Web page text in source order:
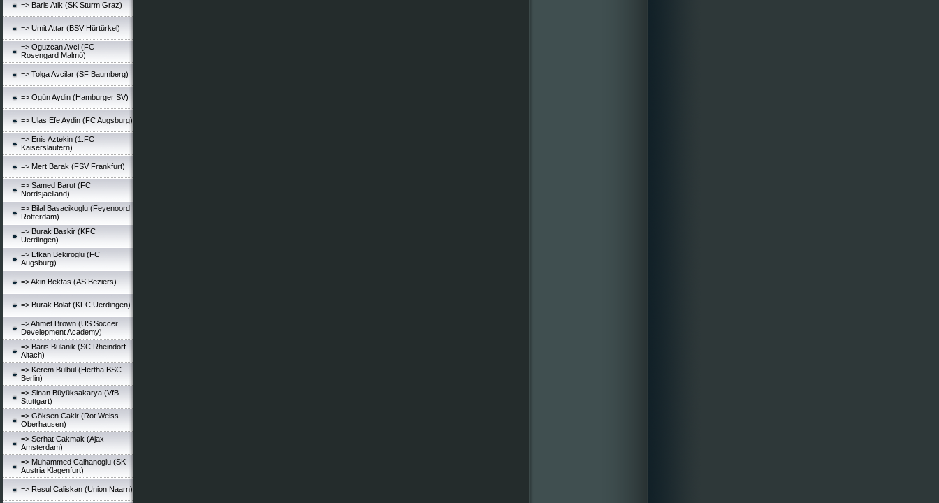
=> Baris Atik (SK Sturm Graz)
=> Ümit Attar (BSV Hürtürkel)
=> Oguzcan Avci (FC
Rosengard Malmö)
=> Tolga Avcilar (SF Baumberg)
=> Ogün Aydin (Hamburger SV)
=> Ulas Efe Aydin (FC Augsburg)
=> Enis Aztekin (1.FC
Kaiserslautern)
=> Mert Barak (FSV Frankfurt)
=> Samed Barut (FC
Nordsjaelland)
=> Bilal Basacikoglu (Feyenoord
Rotterdam)
=> Burak Baskir (KFC
Uerdingen)
=> Efkan Bekiroglu (FC
Augsburg)
=> Akin Bektas (AS Beziers)
=> Burak Bolat (KFC Uerdingen)
=> Ahmet Brown (US Soccer
Develepment Academy)
=> Baris Bulanik (SC Rheindorf
Altach)
=> Kerem Bülbül (Hertha BSC
Berlin)
=> Sinan Büyüksakarya (VfB
Stuttgart)
=> Göksen Cakir (Rot Weiss
Oberhausen)
=> Serhat Cakmak (Ajax
Amsterdam)
=> Muhammed Calhanoglu (SK
Austria Klagenfurt)
=> Resul Caliskan (Union Naarn)